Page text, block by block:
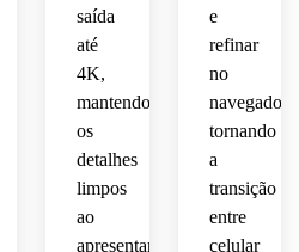
misteriosa
inspiradora.
e
saída
até
4K,
mantendo
os
detalhes
limpos
ao
apresentar,
e
refinar
no
navegador,
tornando
a
transição
entre
celular